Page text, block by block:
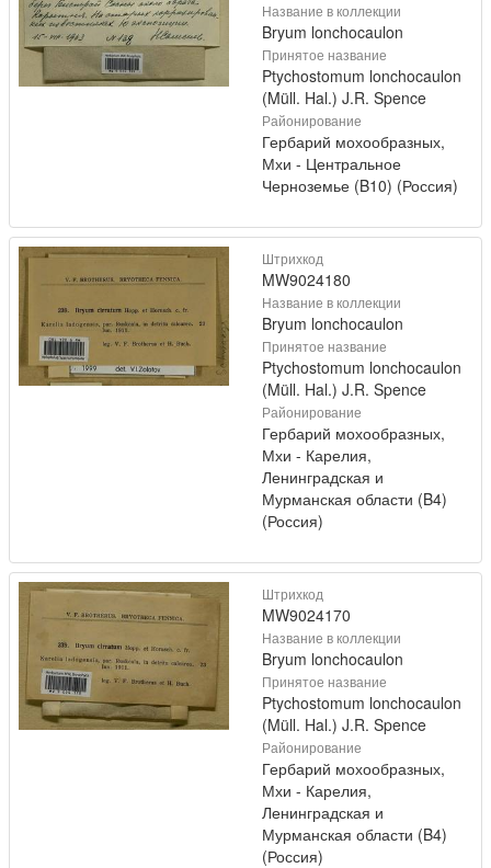
Название в коллекции
Bryum lonchocaulon
Принятое название
Ptychostomum lonchocaulon
(Müll. Hal.) J.R. Spence
Районирование
Гербарий мохообразных,
Мхи - Центральное
Черноземье (B10) (Россия)
Штрихкод
MW9024180
Название в коллекции
Bryum lonchocaulon
Принятое название
Ptychostomum lonchocaulon
(Müll. Hal.) J.R. Spence
Районирование
Гербарий мохообразных,
Мхи - Карелия,
Ленинградская и
Мурманская области (B4)
(Россия)
Штрихкод
MW9024170
Название в коллекции
Bryum lonchocaulon
Принятое название
Ptychostomum lonchocaulon
(Müll. Hal.) J.R. Spence
Районирование
Гербарий мохообразных,
Мхи - Карелия,
Ленинградская и
Мурманская области (B4)
(Россия)